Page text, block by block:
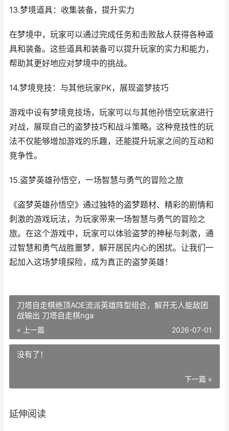
13.梦境道具：收集装备，提升实力
在梦境中，玩家可以通过完成任务和击败敌人获得各种道
具和装备。这些道具和装备可以提升玩家的实力和能力，
帮助其更好地应对梦境中的挑战。
14.梦境竞技：与其他玩家PK，展现盗梦技巧
游戏中设有梦境竞技场，玩家可以与其他孙悟空玩家进行
对战，展现自己的盗梦技巧和战斗策略。这种竞技性的玩
法不仅能够增加游戏的乐趣，还能提升玩家之间的互动和
竞争性。
15.盗梦英雄孙悟空，一场智慧与勇气的冒险之旅
《盗梦英雄孙悟空》通过独特的盗梦题材、精彩的剧情和
刺激的游戏玩法，为玩家带来一场智慧与勇气的冒险之
旅。在这个游戏中，玩家可以体验盗梦的神秘与刺激，通
过智慧和勇气战胜噩梦，解开居民内心的困扰。让我们一
起加入这场梦境探险，成为真正的盗梦英雄！
刀塔自走棋绝顶AOE流派英雄阵型组合，解开无人能敌团
战输出 刀塔自走棋nga
« 上一篇 2026-07-01
没有了！
下一篇 »
延伸阅读